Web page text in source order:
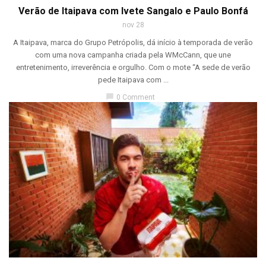
Verão de Itaipava com Ivete Sangalo e Paulo Bonfá
nov 28
A Itaipava, marca do Grupo Petrópolis, dá início à temporada de verão
com uma nova campanha criada pela WMcCann, que une
entretenimento, irreverência e orgulho. Com o mote “A sede de verão
pede Itaipava com ...
chat_bubble 0 Comment